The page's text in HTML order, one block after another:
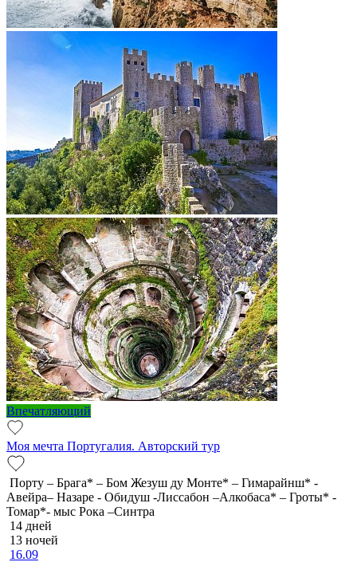
Впечатляющий
Моя мечта Португалия. Авторский тур
Порту – Брага* – Бом Жезуш ду Монте* – Гимарайнш* -
Авейра– Назаре - Обидуш -Лиссабон –Алкобаса* – Гроты* -
Томар*- мыс Рока –Синтра
14 дней
13 ночей
16.09